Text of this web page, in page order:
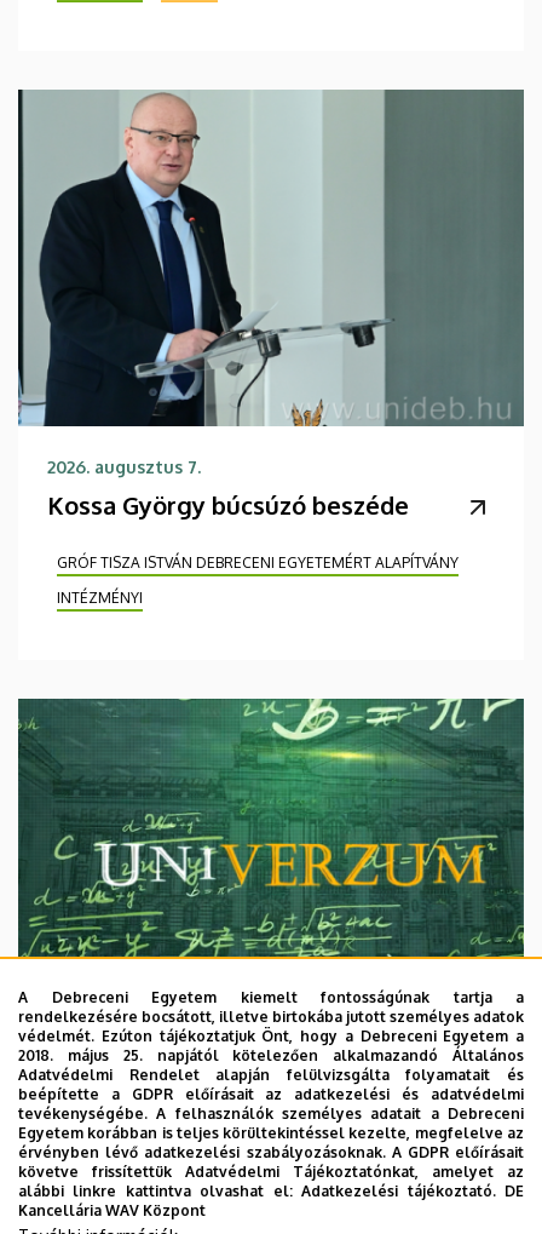
2026. augusztus 7.
Kossa György búcsúzó beszéde
GRÓF TISZA ISTVÁN DEBRECENI EGYETEMÉRT ALAPÍTVÁNY
INTÉZMÉNYI
2026. augusztus 7.
Univerzum: A Debreceni Egyetem
titkos receptjei
KUTATÁS TUDOMÁNY
A Debreceni Egyetem kiemelt fontosságúnak tartja a
rendelkezésére bocsátott, illetve birtokába jutott személyes adatok
védelmét. Ezúton tájékoztatjuk Önt, hogy a Debreceni Egyetem a
2018. május 25. napjától kötelezően alkalmazandó Általános
Adatvédelmi Rendelet alapján felülvizsgálta folyamatait és
beépítette a GDPR előírásait az adatkezelési és adatvédelmi
tevékenységébe. A felhasználók személyes adatait a Debreceni
Egyetem korábban is teljes körültekintéssel kezelte, megfelelve az
érvényben lévő adatkezelési szabályozásoknak. A GDPR előírásait
követve frissítettük Adatvédelmi Tájékoztatónkat, amelyet az
alábbi linkre kattintva olvashat el:Adatkezelési tájékoztató. DE
Kancellária WAV Központ